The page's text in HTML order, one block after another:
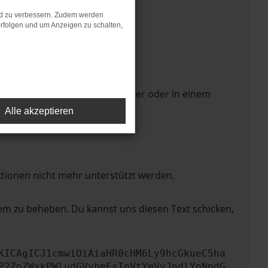
in einem anderen Browser oder in einem
nicht mehr unterstützt werden.
zu beheben. Du kannst uns diesen Text schicken,
zu verbessern. Zudem werden
und um Anzeigen zu schalten,
Alle akzeptieren